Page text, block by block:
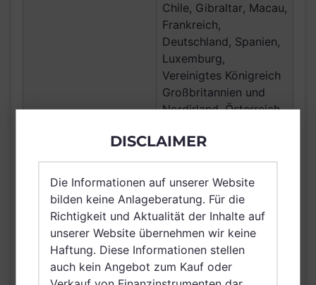
VERTRIEBSZULASSUNG
Chile, Gibraltar, Macau,
Frankreich,
Deutschland, Spanien,
Luxemburg,
Vereinigtes Königreich
Großbritannien und
Nordirland, Österreich,
Dänemark, Hong Kong,
Ungarn, Schweden,
Irland, Belgien,
Netherlands (Kingdom
of the), Norwegen,
Vereinigte Arabische
Emirate, Singapur,
Griechenland, Brunei
Darussalam, Saudi
DISCLAIMER
Die Informationen auf unserer Website
bilden keine Anlageberatung. Für die
Richtigkeit und Aktualität der Inhalte auf
unserer Website übernehmen wir keine
Haftung. Diese Informationen stellen
auch kein Angebot zum Kauf oder